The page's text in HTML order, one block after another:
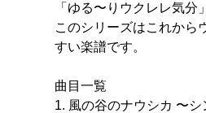
「ゆる〜りウクレレ気
このシリーズはこれから
すい楽譜です。
曲目一覧
1. 風の谷のナウシカ 〜